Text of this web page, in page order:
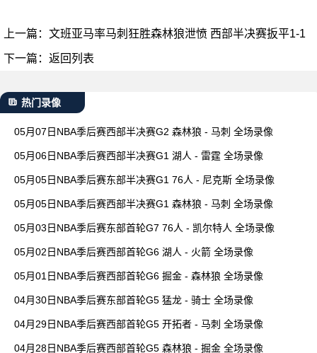
上一篇： 文班亚马率马刺狂胜森林狼泄愤 西部半决赛扳平1-1
下一篇： 返回列表
热门录像
05月07日NBA季后赛西部半决赛G2 森林狼 - 马刺 全场录像
05月06日NBA季后赛西部半决赛G1 湖人 - 雷霆 全场录像
05月05日NBA季后赛东部半决赛G1 76人 - 尼克斯 全场录像
05月05日NBA季后赛西部半决赛G1 森林狼 - 马刺 全场录像
05月03日NBA季后赛东部首轮G7 76人 - 凯尔特人 全场录像
05月02日NBA季后赛西部首轮G6 湖人 - 火箭 全场录像
05月01日NBA季后赛西部首轮G6 掘金 - 森林狼 全场录像
04月30日NBA季后赛东部首轮G5 猛龙 - 骑士 全场录像
04月29日NBA季后赛西部首轮G5 开拓者 - 马刺 全场录像
04月28日NBA季后赛西部首轮G5 森林狼 - 掘金 全场录像